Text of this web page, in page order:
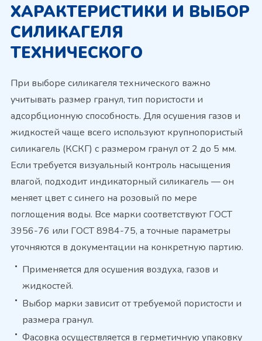
ХАРАКТЕРИСТИКИ И ВЫБОР
СИЛИКАГЕЛЯ
ТЕХНИЧЕСКОГО
При выборе силикагеля технического важно
учитывать размер гранул, тип пористости и
адсорбционную способность. Для осушения газов и
жидкостей чаще всего используют крупнопористый
силикагель (КСКГ) с размером гранул от 2 до 5 мм.
Если требуется визуальный контроль насыщения
влагой, подходит индикаторный силикагель — он
меняет цвет с синего на розовый по мере
поглощения воды. Все марки соответствуют ГОСТ
3956-76 или ГОСТ 8984-75, а точные параметры
уточняются в документации на конкретную партию.
Применяется для осушения воздуха, газов и
жидкостей.
Выбор марки зависит от требуемой пористости и
размера гранул.
Фасовка осуществляется в герметичную упаковку